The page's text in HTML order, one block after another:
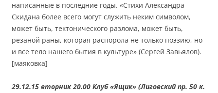
написанные в последние годы. «Стихи Александра
Скидана более всего могут служить неким символом,
может быть, тектонического разлома, может быть,
резаной раны, которая распорола не только поэзию, но
и все тело нашего бытия в культуре» (Сергей Завьялов).
[маяковка]
29.12.15 вторник 20.00 Клуб «Ящик» (Лиговский пр. 50 к.